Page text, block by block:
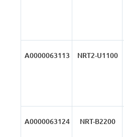
А0000063113 NRT2-U1100
А0000063124 NRT-B2200